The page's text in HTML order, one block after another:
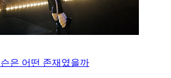
은 어떤 존재였을까